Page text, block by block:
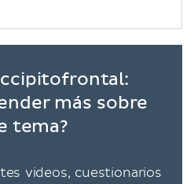
más sobre
tema?
videos, cuestionarios